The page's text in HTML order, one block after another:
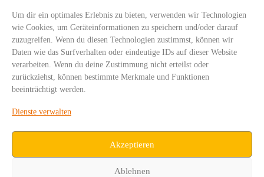
Um dir ein optimales Erlebnis zu bieten, verwenden wir Technologien
wie Cookies, um Geräteinformationen zu speichern und/oder darauf
zuzugreifen. Wenn du diesen Technologien zustimmst, können wir
Daten wie das Surfverhalten oder eindeutige IDs auf dieser Website
verarbeiten. Wenn du deine Zustimmung nicht erteilst oder
zurückziehst, können bestimmte Merkmale und Funktionen
beeinträchtigt werden.
Dienste verwalten
Akzeptieren
Ablehnen
10.01.2016
ASC Weimar
SG Urbich
42 - 24
Innenstadt-
Sporthalle
Weimar
14.02.2016
SG Urbich
ASC Weimar
17 - 31
Walter-Gropius-
Schule Erfurt
16.04.2016
SG Urbich
ASC Weimar
Erfurt